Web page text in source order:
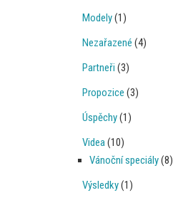
Modely(1)
Nezařazené (4)
Partneři (3)
Propozice (3)
Úspěchy(1)
Videa(10)
Vánoční speciály(8)
Výsledky(1)